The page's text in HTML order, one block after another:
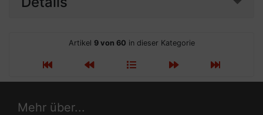
Artikel 9 von 60 in dieser Kategorie
Mehr über...